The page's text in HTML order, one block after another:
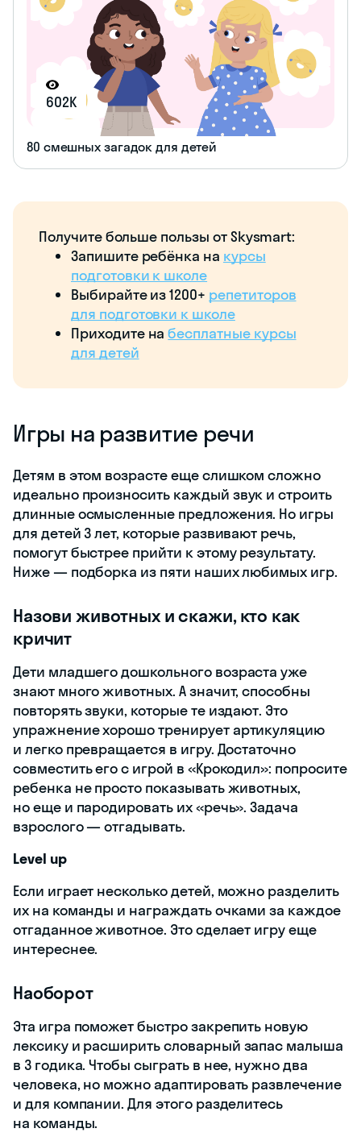
602K
80 смешных загадок для детей
Получите больше пользы от Skysmart:
Запишите ребёнка на курсы
подготовки к школе
Выбирайте из 1200+ репетиторов
для подготовки к школе
Приходите набесплатные курсы
для детей
Игры на развитие речи
Детям в этом возрасте еще слишком сложно
идеально произносить каждый звук и строить
длинные осмысленные предложения. Но игры
для детей 3 лет, которые развивают речь,
помогут быстрее прийти к этому результату.
Ниже — подборка из пяти наших любимых игр.
Назови животных и скажи, кто как
кричит
Дети младшего дошкольного возраста уже
знают много животных. А значит, способны
повторять звуки, которые те издают. Это
упражнение хорошо тренирует артикуляцию
и легко превращается в игру. Достаточно
совместить его с игрой в «Крокодил»: попросите
ребенка не просто показывать животных,
но еще и пародировать их «речь». Задача
взрослого — отгадывать.
Level up
Если играет несколько детей, можно разделить
их на команды и награждать очками за каждое
отгаданное животное. Это сделает игру еще
интереснее.
Наоборот
Эта игра поможет быстро закрепить новую
лексику и расширить словарный запас малыша
в 3 годика. Чтобы сыграть в нее, нужно два
человека, но можно адаптировать развлечение
и для компании. Для этого разделитесь
на команды.